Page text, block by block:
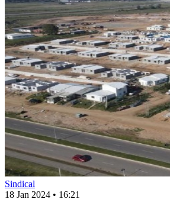
Sindical
18 Jan 2024 • 16:21